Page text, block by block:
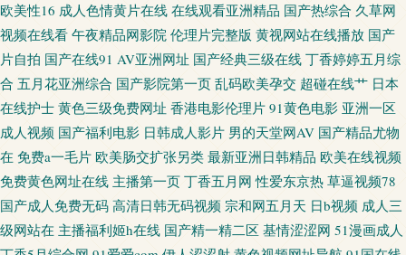
机91在线 天天肏屄天天艹 国产传媒不卡 欧美精品3 午夜小电影 91做爱免费
视频 国产福利影院一 欧美国产专区 成人福利 四虎中文字幕 超碰视屏 色哟哟
国产传媒 岛国午夜视频 麻豆熟女91 手机亚洲色在线 91情趣视频 福利视频在
线 蜜臀91在线观看 韩日无码视频 91蜜臀久久 三级片在线导航 久草社区视频
人妖啪啪网站 天美传果冻制片 超碰91人人 欧美毛片网 伊人婷婷麻豆 人人妻
欧美性16 成人色情黄片在线 在线观看亚洲精品 国产热综合 久草网
视频在线看 午夜精品网影院 伦理片完整版 黄视网站在线播放 国产
片自拍 国产在线91 AV亚洲网址 国产经典三级在线 丁香婷婷五月综
合 五月花亚洲综合 国产影院第一页 乱码欧美孕交 超碰在线艹 日本
在线护士 黄色三级免费网址 香港电影伦理片 91黄色电影 亚洲一区
成人视频 国产福利电影 日韩成人影片 男的天堂网AV 国产精品尤物
在 免费a一毛片 欧美肠交扩张另类 最新亚洲日韩精品 欧美在线视频
免费黄色网址在线 主播第一页 丁香五月网 性爱东京热 草逼视频78
国产成人免费无码 高清日韩无码视频 宗和网五月天 日b视频 成人三
级网站在 主播福利姬h在线 国产精一精二区 基情涩涩网 51漫画成人